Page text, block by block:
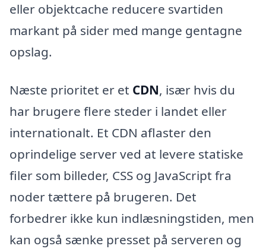
eller objektcache reducere svartiden
markant på sider med mange gentagne
opslag.
Næste prioritet er et CDN, især hvis du
har brugere flere steder i landet eller
internationalt. Et CDN aflaster den
oprindelige server ved at levere statiske
filer som billeder, CSS og JavaScript fra
noder tættere på brugeren. Det
forbedrer ikke kun indlæsningstiden, men
kan også sænke presset på serveren og